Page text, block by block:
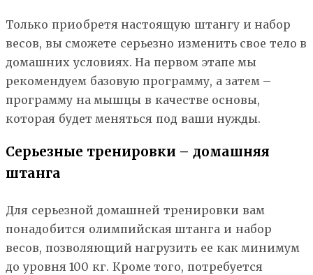
Только приобретя настоящую штангу и набор
весов, вы сможете серьезно изменить свое тело в
домашних условиях. На первом этапе мы
рекомендуем базовую программу, а затем –
программу на мышцы в качестве основы,
которая будет меняться под ваши нужды.
Серьезные тренировки – домашняя
штанга
Для серьезной домашней тренировки вам
понадобится олимпийская штанга и набор
весов, позволяющий нагрузить ее как минимум
до уровня 100 кг. Кроме того, потребуется